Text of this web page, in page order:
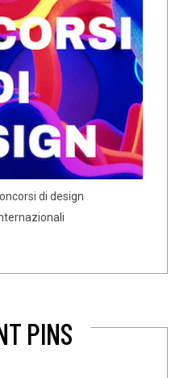
di design
PINS